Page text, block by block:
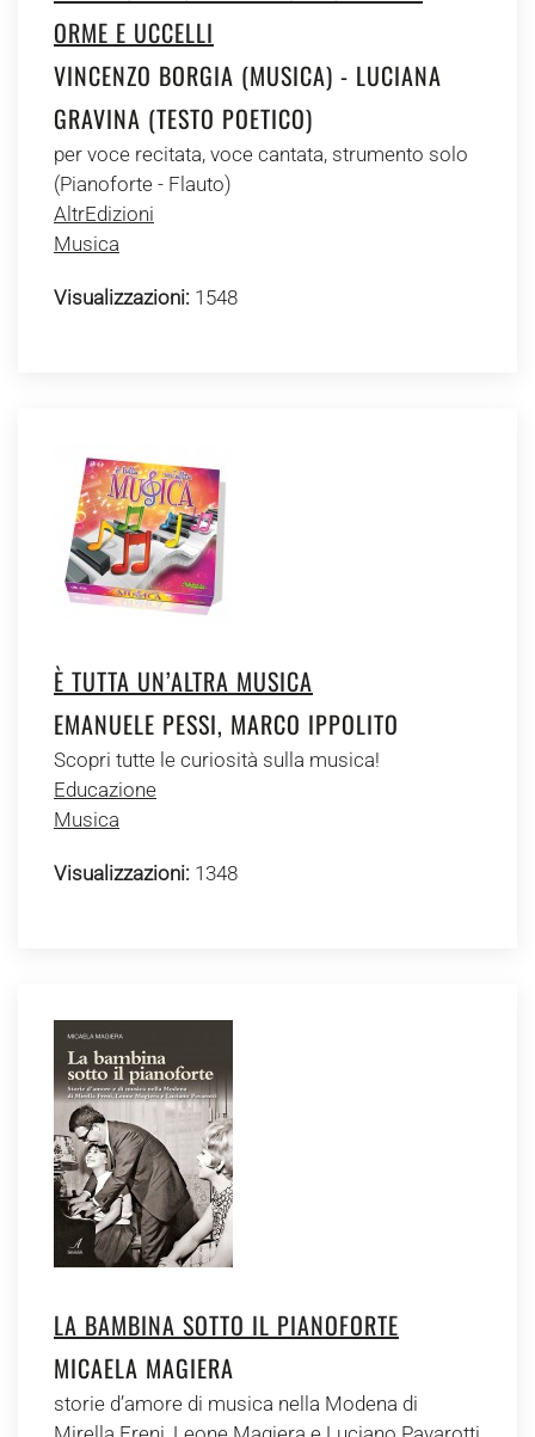
ORME E UCCELLI
VINCENZO BORGIA (MUSICA) - LUCIANA
GRAVINA (TESTO POETICO)
per voce recitata, voce cantata, strumento solo
(Pianoforte - Flauto)
AltrEdizioni
Musica
Visualizzazioni: 1548
È TUTTA UN’ALTRA MUSICA
EMANUELE PESSI, MARCO IPPOLITO
Scopri tutte le curiosità sulla musica!
Educazione
Musica
Visualizzazioni: 1348
LA BAMBINA SOTTO IL PIANOFORTE
MICAELA MAGIERA
storie d’amore di musica nella Modena di